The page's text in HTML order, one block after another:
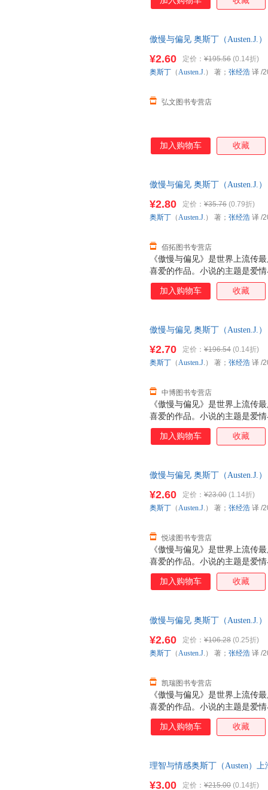
傲慢与偏见 奥斯丁（Austen.J.
¥2.60 定价： ¥195.56 (0.14折)
弘文图书专营店
奥斯丁 （Austen.J.） 著； 张经浩 译 /
加入购物车 收藏
傲慢与偏见 奥斯丁（Austen.J.
《傲慢与偏见》是世界上流传
喜爱的作品。小说的主题是爱
性格迥异，达西总给人傲慢的
存有偏见。在互相交往中，达
太如何把五个女儿嫁出去的主
典礼中结束，奥斯汀在这部小
国乡情风俗和世态人情，给人
¥2.80 定价： ¥35.76 (0.79折)
佰拓图书专营店
奥斯丁 （Austen.J.） 著； 张经浩 译 /
加入购物车 收藏
傲慢与偏见 奥斯丁（Austen.J.
《傲慢与偏见》是世界上流传
喜爱的作品。小说的主题是爱
性格迥异，达西总给人傲慢的
存有偏见。在互相交往中，达
太如何把五个女儿嫁出去的主
典礼中结束，奥斯汀在这部小
国乡情风俗和世态人情，给人
¥2.70 定价： ¥196.54 (0.14折)
中博图书专营店
奥斯丁 （Austen.J.） 著； 张经浩 译 /
加入购物车 收藏
傲慢与偏见 奥斯丁（Austen.J.
《傲慢与偏见》是世界上流传
喜爱的作品。小说的主题是爱
性格迥异，达西总给人傲慢的
存有偏见。在互相交往中，达
太如何把五个女儿嫁出去的主
典礼中结束，奥斯汀在这部小
国乡情风俗和世态人情，给人
¥2.60 定价： ¥23.00 (1.14折)
悦读图书专营店
奥斯丁 （Austen.J.） 著； 张经浩 译 /
加入购物车 收藏
傲慢与偏见 奥斯丁（Austen.J.
《傲慢与偏见》是世界上流传
喜爱的作品。小说的主题是爱
性格迥异，达西总给人傲慢的
存有偏见。在互相交往中，达
太如何把五个女儿嫁出去的主
¥2.60 定价： ¥106.28 (0.25折)
凯瑞图书专营店
奥斯丁 （Austen.J.） 著； 张经浩 译 /
加入购物车 收藏
理智与情感奥斯丁（Austen）
¥3.00 定价： ¥215.00 (0.14折)